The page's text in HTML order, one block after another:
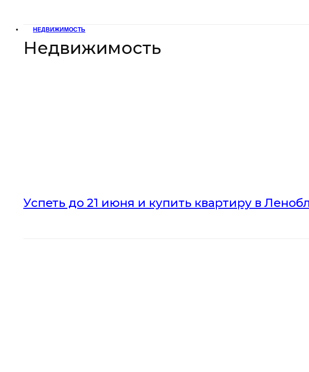
НЕДВИЖИМОСТЬ
Недвижимость
Успеть до 21 июня и купить квартиру в